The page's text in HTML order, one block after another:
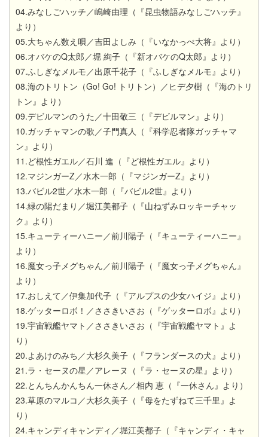
04.みなしごハッチ／嶋崎由理（『昆虫物語みなしごハッチ』
より）
05.大ちゃん数え唄／吉田よしみ（『いなかっぺ大将』より）
06.オバケのQ太郎／堀 絢子（『新オバケのQ太郎』より）
07.ふしぎなメルモ／出原千花子（『ふしぎなメルモ』より）
08.海のトリトン（Go! Go! トリトン）／ヒデ夕樹（『海のトリ
トン』より）
09.デビルマンのうた／十田敬三（『デビルマン』より）
10.ガッチャマンの歌／子門真人（『科学忍者隊ガッチャマ
ン』より）
11.ど根性ガエル／石川 進（『ど根性ガエル』より）
12.マジンガーZ／水木一郎（『マジンガーZ』より）
13.バビル2世／水木一郎（『バビル2世』より）
14.緑の陽だまり／堀江美都子（『山ねずみロッキーチャッ
ク』より）
15.キューティーハニー／前川陽子（『キューティーハニー』
より）
16.魔女っ子メグちゃん／前川陽子（『魔女っ子メグちゃん』
より）
17.おしえて／伊集加代子（『アルプスの少女ハイジ』より）
18.ゲッターロボ！／ささきいさお（『ゲッターロボ』より）
19.宇宙戦艦ヤマト／ささきいさお（『宇宙戦艦ヤマト』よ
り）
20.よあけのみち／大杉久美子（『フランダースの犬』より）
21.ラ・セーヌの星／アレーヌ（『ラ・セーヌの星』より）
22.とんちんかんちん一休さん／相内 恵（『一休さん』より）
23.草原のマルコ／大杉久美子（『母をたずねて三千里』よ​
り）
24.キャンディキャンディ／堀江美都子（『キャンディ・キャ